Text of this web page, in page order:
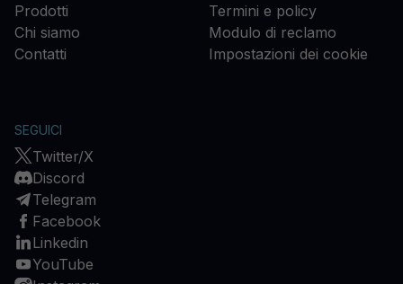
Prodotti
Chi siamo
Contatti
Termini e policy
Modulo di reclamo
Impostazioni dei cookie
SEGUICI
Twitter/X
Discord
Telegram
Facebook
Linkedin
YouTube